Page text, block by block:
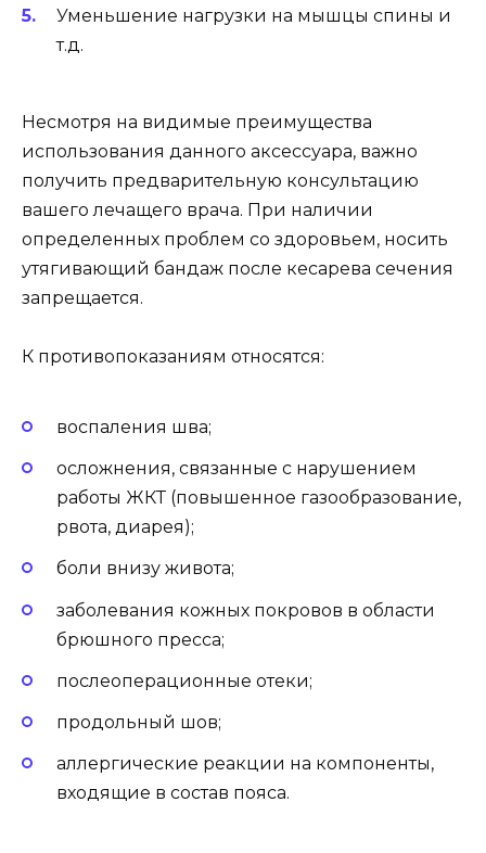
Уменьшение нагрузки на мышцы спины и
т.д.
Несмотря на видимые преимущества
использования данного аксессуара, важно
получить предварительную консультацию
вашего лечащего врача. При наличии
определенных проблем со здоровьем, носить
утягивающий бандаж после кесарева сечения
запрещается.
К противопоказаниям относятся:
воспаления шва;
осложнения, связанные с нарушением
работы ЖКТ (повышенное газообразование,
рвота, диарея);
боли внизу живота;
заболевания кожных покровов в области
брюшного пресса;
послеоперационные отеки;
продольный шов;
аллергические реакции на компоненты,
входящие в состав пояса.